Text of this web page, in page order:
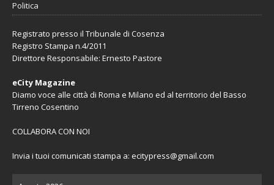
Politica
Registrato presso il Tribunale di Cosenza
Registro Stampa n.4/2011
Direttore Responsabile: Ernesto Pastore
eCity Magazine
Diamo voce alle città di Roma e Milano ed al territorio del Basso
Tirreno Cosentino
COLLABORA CON NOI
Invia i tuoi comunicati stampa a: ecitypress@gmail.com